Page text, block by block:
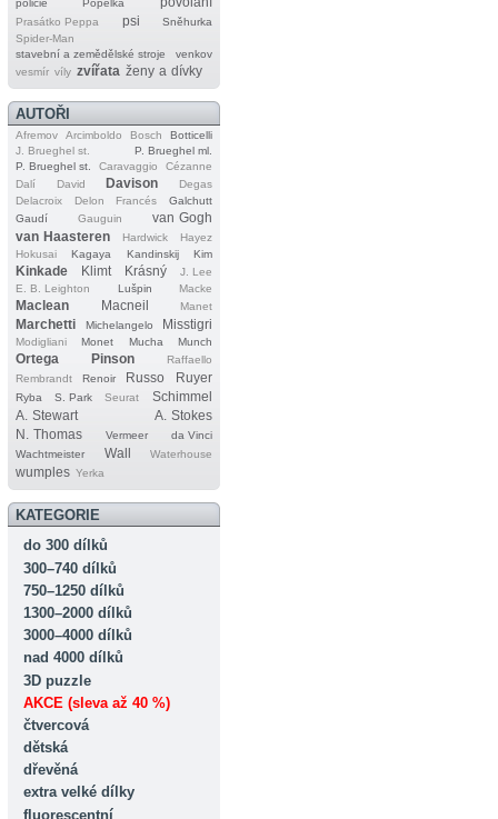
policie
Popelka
Prasátko Peppa psi
Sněhurka
Spider‐Man
stavební a zemědělské stroje
venkov
vesmír víly zvířata ženy a dívky
AUTOŘI
Afremov Arcimboldo Bosch
Botticelli
J. Brueghel st.
P. Brueghel ml.
P. Brueghel st.
Caravaggio
Cézanne
Dalí
David Davison
Degas
Delacroix
Delon Francés
Galchutt
Gaudí
Gauguin
van Gogh
van Haasteren
Hardwick
Hayez
Hokusai
Kagaya Kandinskij Kim
Kinkade Klimt Krásný
J. Lee
E. B. Leighton
Lušpin Macke
Maclean Macneil Manet
Marchetti Michelangelo Misstigri
Modigliani Monet Mucha Munch
Ortega Pinson
Raffaello
Rembrandt
Renoir Russo Ruyer
Ryba S. Park Seurat
Schimmel
A. Stewart
A. Stokes
N. Thomas
Vermeer
da Vinci
Wachtmeister
Wall Waterhouse
wumples Yerka
KATEGORIE
do 300 dílků
300–740 dílků
750–1250 dílků
1300–2000 dílků
3000–4000 dílků
nad 4000 dílků
3D puzzle
AKCE (sleva až 40 %)
čtvercová
dětská
dřevěná
extra velké dílky
fluorescentní